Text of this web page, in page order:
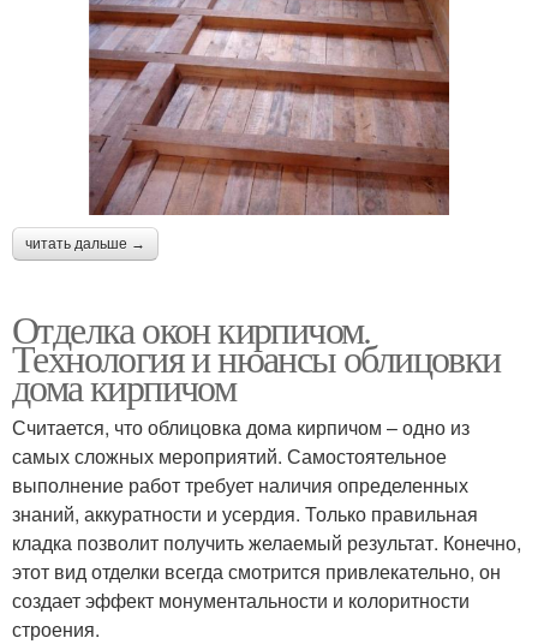
читать дальше →
Отделка окон кирпичом.
Технология и нюансы облицовки
дома кирпичом
Считается, что облицовка дома кирпичом – одно из
самых сложных мероприятий. Самостоятельное
выполнение работ требует наличия определенных
знаний, аккуратности и усердия. Только правильная
кладка позволит получить желаемый результат. Конечно,
этот вид отделки всегда смотрится привлекательно, он
создает эффект монументальности и колоритности
строения.